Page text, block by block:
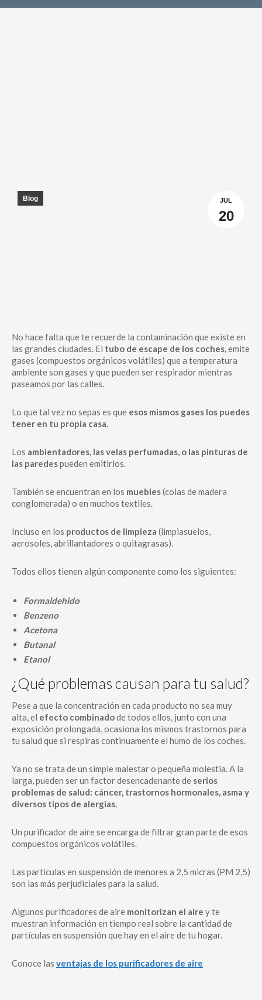
JUL
20
Blog
No hace falta que te recuerde la contaminación que existe en
las grandes ciudades. El tubo de escape de los coches,emite
gases (compuestos orgánicos volátiles) que a temperatura
ambiente son gases y que pueden ser respirador mientras
paseamos por las calles.
Lo que tal vez no sepas es que esos mismos gases los puedes
tener en tu propia casa.
Los ambientadores, las velas perfumadas, o las pinturas de
las paredespueden emitirlos.
También se encuentran en los muebles(colas de madera
conglomerada) o en muchos textiles.
Incluso en los productos de limpieza (limpiasuelos,
aerosoles, abrillantadores o quitagrasas).
Todos ellos tienen algún componente como los siguientes:
Formaldehido
Benzeno
Acetona
Butanal
Etanol
¿Qué problemas causan para tu salud?
Pese a que la concentración en cada producto no sea muy
alta, el efecto combinadode todos ellos, junto con una
exposición prolongada, ocasiona los mismos trastornos para
tu salud que si respiras continuamente el humo de los coches.
Ya no se trata de un simple malestar o pequeña molestia. A la
larga, pueden ser un factor desencadenante de serios
problemas de salud: cáncer, trastornos hormonales, asma y
diversos tipos de alergias.
Un purificador de aire se encarga de filtrar gran parte de esos
compuestos orgánicos volátiles.
Las partículas en suspensión de menores a 2,5 micras (PM 2,5)
son las más perjudiciales para la salud.
Algunos purificadores de aire monitorizan el aire y te
muestran información en tiempo real sobre la cantidad de
partículas en suspensión que hay en el aire de tu hogar.
Conoce las ventajas de los purificadores de aire